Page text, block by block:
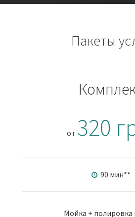
Пакеты
от 320
90 мин**
Мойка + полировка